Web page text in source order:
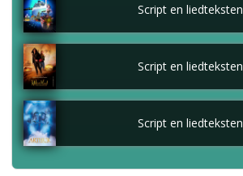
Script en liedteksten
Script en liedteksten
Script en liedteksten